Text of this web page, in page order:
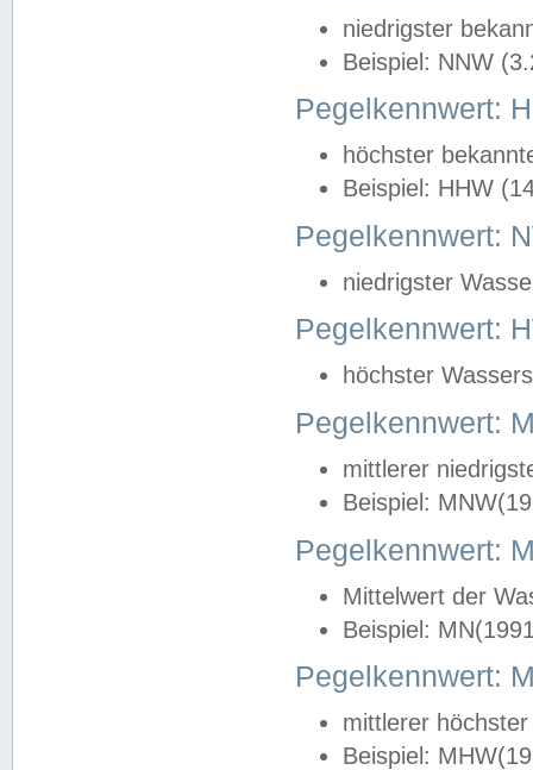
niedrigster
Beispiel: NNW
Pegelkennwert:
höchster
Beispiel: HHW
Pegelkennwert:
niedrigster
Pegelkennwert:
höchster
Pegelkennwert:
mittlerer
Beispiel:
Pegelkennwert:
Mittelwert der
Beispiel:
Pegelkennwert:
mittlerer
Beispiel: